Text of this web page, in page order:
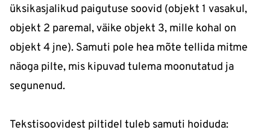
üksikasjalikud paigutuse soovid (objekt 1 vasakul,
objekt 2 paremal, väike objekt 3, mille kohal on
objekt 4 jne). Samuti pole hea mõte tellida mitme
näoga pilte, mis kipuvad tulema moonutatud ja
segunenud.
Tekstisoovidest piltidel tuleb samuti hoiduda: